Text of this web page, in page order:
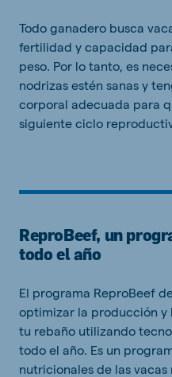
Todo ganadero busca
fertilidad y capacidad
peso. Por lo tanto, es
nodrizas estén sanas y
corporal adecuada para
siguiente ciclo
ReproBeef, un
todo el año
El programa ReproBeef
optimizar la producción y
tu rebaño utilizando
todo el año. Es un
nutricionales de las